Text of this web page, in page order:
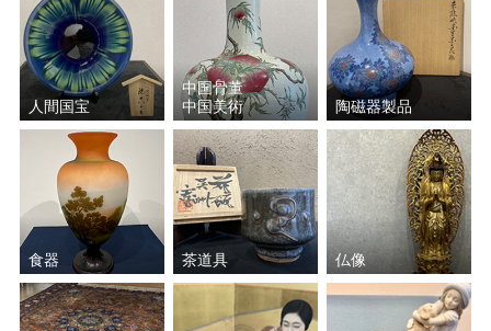
人間国宝
中国骨董
中国美術
陶磁器製品
食器 茶道具 仏像